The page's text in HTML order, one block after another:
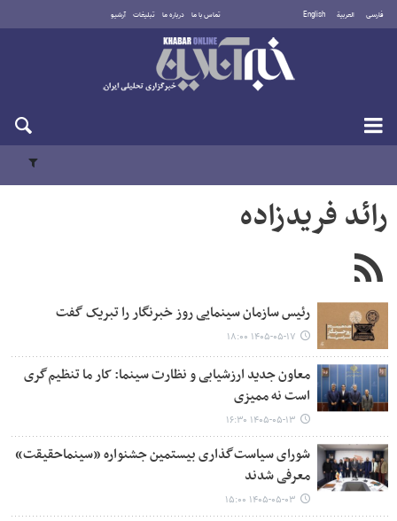
فارسی العربية English تماس با ما درباره ما تبلیغات آرشیو
یکشنبه ۱۸ مرداد ۱۴۰۵
رائد فریدزاده
رئیس سازمان سینمایی روز خبرنگار را تبریک گفت
۱۴۰۵-۰۵-۱۷ ۱۸:۰۰
معاون جدید ارزشیابی و نظارت سینما: کار ما تنظیم‌گری
است نه ممیزی
۱۴۰۵-۰۵-۱۳ ۱۶:۳۰
شورای سیاست‌گذاری بیستمین جشنواره «سینماحقیقت»
معرفی شدند
۱۴۰۵-۰۵-۰۳ ۱۵:۰۰